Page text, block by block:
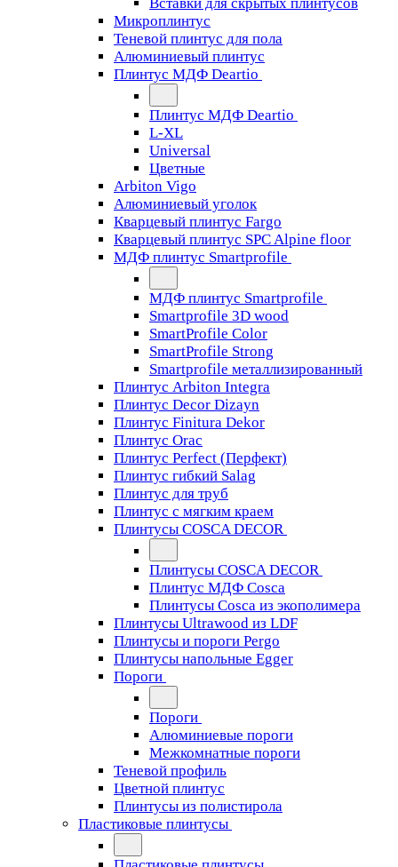
Микроплинтус
Теневой плинтус для пола
Алюминиевый плинтус
Плинтус МДФ Deartio
Плинтус МДФ Deartio
L-XL
Universal
Цветные
Arbiton Vigo
Алюминиевый уголок
Кварцевый плинтус Fargo
Кварцевый плинтус SPC Alpine floor
МДФ плинтус Smartprofile
МДФ плинтус Smartprofile
Smartprofile 3D wood
SmartProfile Color
SmartProfile Strong
Smartprofile металлизированный
Плинтус Arbiton Integra
Плинтус Decor Dizayn
Плинтус Finitura Dekor
Плинтус Orac
Плинтус Perfect (Перфект)
Плинтус гибкий Salag
Плинтус для труб
Плинтус с мягким краем
Плинтусы COSCA DECOR
Плинтусы COSCA DECOR
Плинтус МДФ Cosca
Плинтусы Cosca из экополимера
Плинтусы Ultrawood из LDF
Плинтусы и пороги Pergo
Плинтусы напольные Egger
Пороги
Пороги
Алюминиевые пороги
Межкомнатные пороги
Теневой профиль
Цветной плинтус
Плинтусы из полистирола
Пластиковые плинтусы